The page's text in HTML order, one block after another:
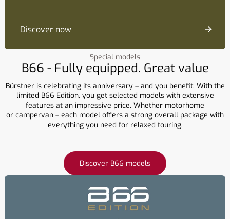
Discover now
Special models
B66 - Fully equipped. Great value
Bürstner is celebrating its anniversary – and you benefit: With the
limited B66 Edition, you get selected models with extensive
features at an impressive price. Whether motorhome
or campervan – each model offers a strong overall package with
everything you need for relaxed touring.
Discover B66 models